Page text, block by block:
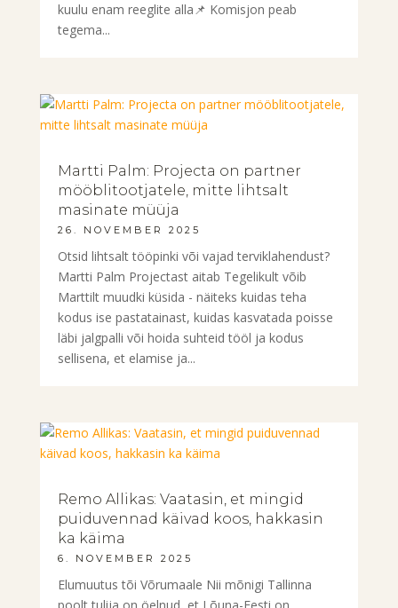
kuulu enam reeglite alla📌 Komisjon peab
tegema...
Martti Palm: Projecta on partner
mööblitootjatele, mitte lihtsalt
masinate müüja
26. NOVEMBER 2025
Otsid lihtsalt tööpinki või vajad terviklahendust?
Martti Palm Projectast aitab Tegelikult võib
Marttilt muudki küsida - näiteks kuidas teha
kodus ise pastatainast, kuidas kasvatada poisse
läbi jalgpalli või hoida suhteid tööl ja kodus
sellisena, et elamise ja...
Remo Allikas: Vaatasin, et mingid
puiduvennad käivad koos, hakkasin
ka käima
6. NOVEMBER 2025
Elumuutus tõi Võrumaale Nii mõnigi Tallinna